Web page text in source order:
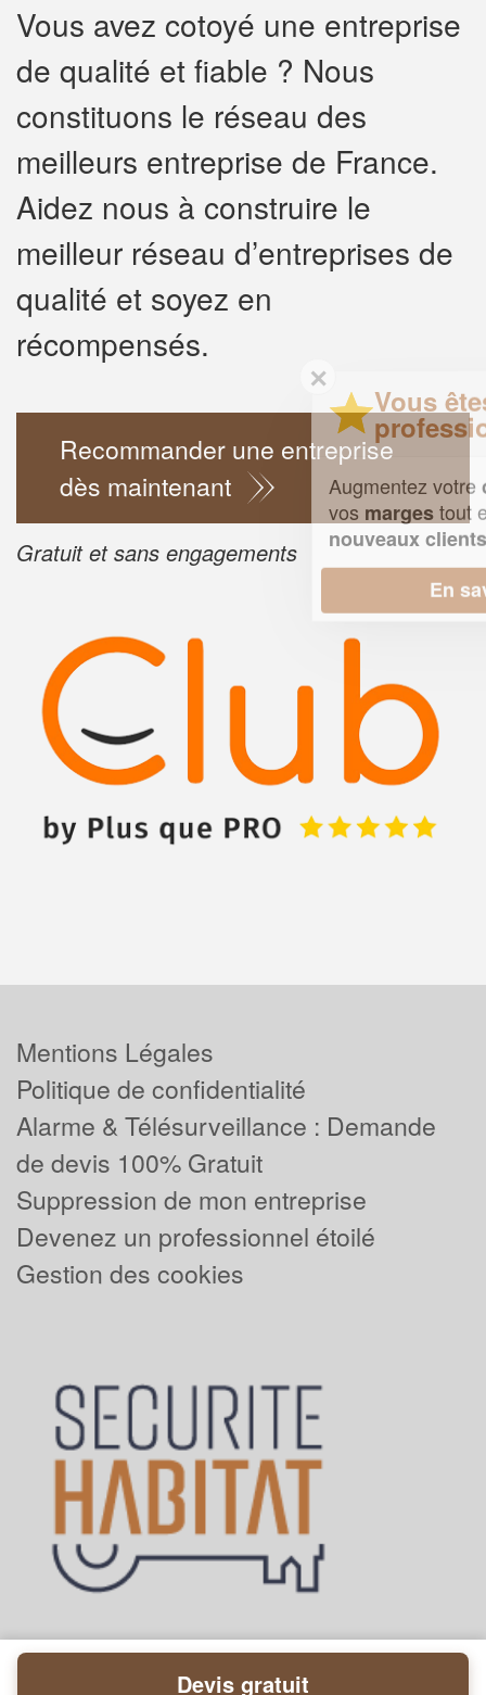
Vous avez cotoyé une entreprise
de qualité et fiable ? Nous
constituons le réseau des
meilleurs entreprise de France.
Aidez nous à construire le
meilleur réseau d’entreprises de
qualité et soyez en
récompensés.
Recommander une entreprise
dès maintenant
Gratuit et sans engagements
Vous êtes un
professionnel ?
Augmentez votre chiffre d'affaires
marges
tout en gagnant de
!
Mentions Légales
Politique de confidentialité
Alarme & Télésurveillance : Demande
de devis 100% Gratuit
Suppression de mon entreprise
Devenez un professionnel étoilé
Gestion des cookies
Devis gratuit